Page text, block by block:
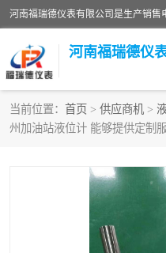
河南福瑞德仪
当前位置： 首页 > 供应商机 >
州加油站液位计 能够提供定制
液位计